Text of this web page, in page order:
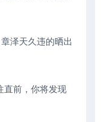
泽天久违的晒出
直前，你将发现